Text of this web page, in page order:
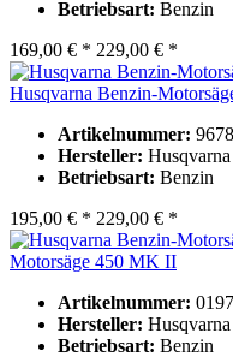
Betriebsart: Benzin
169,00 € * 229,00 € *
Husqvarna Benzin-
Artikelnummer:
Hersteller: Husqvarna
Betriebsart: Benzin
195,00 € * 229,00 € *
Motorsäge 450 MK II
Artikelnummer:
Hersteller: Husqvarna
Betriebsart: Benzin